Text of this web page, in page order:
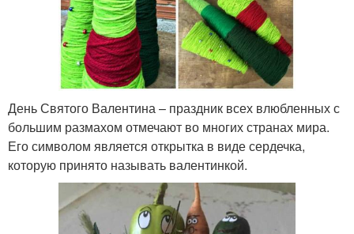
День Святого Валентина – праздник всех влюбленных с
большим размахом отмечают во многих странах мира.
Его символом является открытка в виде сердечка,
которую принято называть валентинкой.